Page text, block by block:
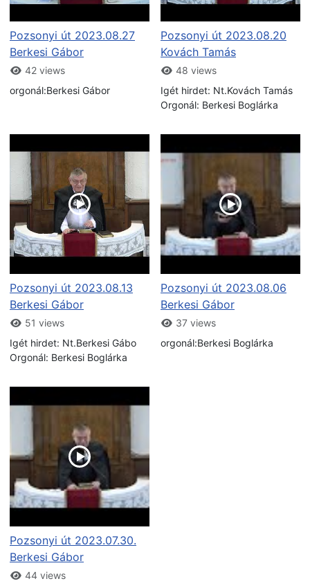
Pozsonyi út 2023.08.27
Berkesi Gábor
42 views
orgonál:Berkesi Gábor
Pozsonyi út 2023.08.20
Kovách Tamás
48 views
Igét hirdet: Nt.Kovách Tamás
Orgonál: Berkesi Boglárka
Pozsonyi út 2023.08.13
Berkesi Gábor
51 views
Igét hirdet: Nt.Berkesi Gábo
Orgonál: Berkesi Boglárka
Pozsonyi út 2023.08.06
Berkesi Gábor
37 views
orgonál:Berkesi Boglárka
Pozsonyi út 2023.07.30.
Berkesi Gábor
44 views